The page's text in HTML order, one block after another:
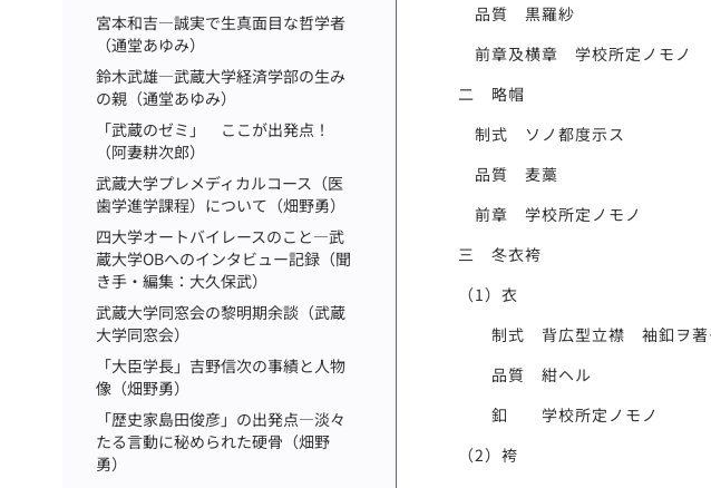
宮本和吉―誠実で生真面目な哲学者
（通堂あゆみ）
鈴木武雄―武蔵大学経済学部の生み
の親（通堂あゆみ）
「武蔵のゼミ」 ここが出発点！
（阿妻耕次郎）
武蔵大学プレメディカルコース（医
歯学進学課程）について（畑野勇）
四大学オートバイレースのこと―武
蔵大学OBへのインタビュー記録（聞
き手・編集：大久保武）
武蔵大学同窓会の黎明期余談（武蔵
大学同窓会）
「大臣学長」吉野信次の事績と人物
像（畑野勇）
「歴史家島田俊彦」の出発点―淡々
たる言動に秘められた硬骨（畑野
勇）
品質 黒羅紗
前章及横章 学校所定ノモノ
二 略帽
制式 ソノ都度示ス
品質 麦藁
前章 学校所定ノモノ
三 冬衣袴
（1）衣
制式 背広型立襟 袖釦ヲ著
品質 紺ヘル
釦 学校所定ノモノ
（2）袴